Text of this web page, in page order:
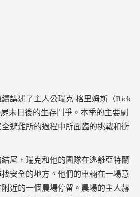
續講述了主人公瑞克·格里姆斯（Rick
末日後的生存鬥爭。本季的主要劇
避難所的過程中所面臨的挑戰和衝
尾，瑞克和他的團隊在逃離亞特蘭
安全的地方。他們的車輛在一場意
近的一個農場停留。農場的主人赫